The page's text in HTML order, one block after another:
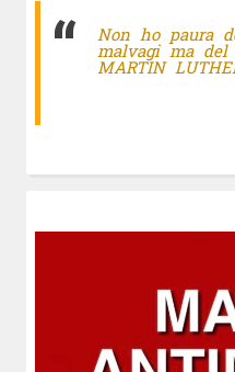
Non ho paura
malvagi ma
MARTIN